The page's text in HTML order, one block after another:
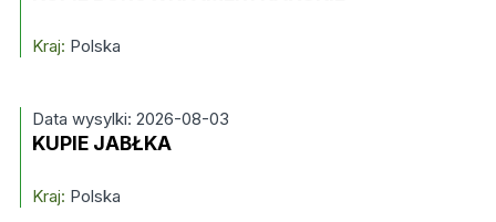
Kraj: Polska
Data wysylki: 2026-08-03
KUPIE JABŁKA
Kraj: Polska